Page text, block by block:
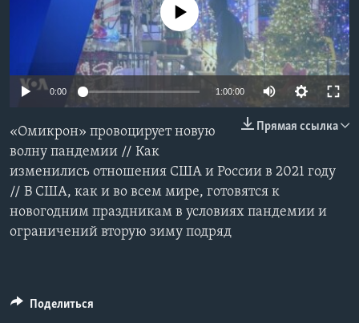
Learning English
СОЦИАЛЬНЫЕ СЕТИ
Языки
No media source currently available
0:00 1:00:00
Прямая ссылка
«Омикрон» провоцирует новую
волну пандемии // Как
изменились отношения США и России в 2021 году
// В США, как и во всем мире, готовятся к
новогодним праздникам в условиях пандемии и
ограничений вторую зиму подряд
Поделиться